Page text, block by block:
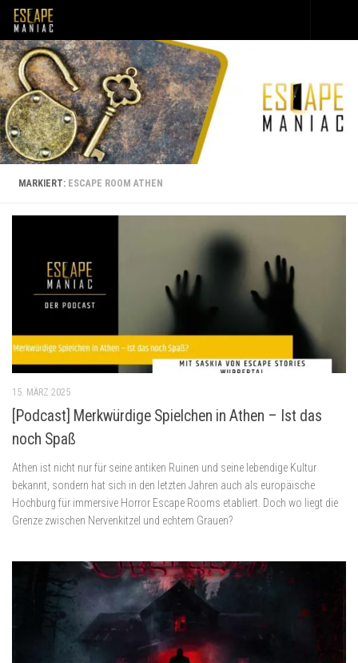
Unter dem Inhalt
MARKIERT: ESCAPE ROOM ATHEN
15. MÄRZ 2025
[Podcast] Merkwürdige Spielchen in Athen – Ist das
noch Spaß
Athen ist nicht nur für seine antiken Ruinen und seine lebendige Kultur
bekannt, sondern hat sich in den letzten Jahren auch als europäische
Hochburg für immersive Horror Escape Rooms etabliert. Doch wo liegt die
Grenze zwischen Nervenkitzel und echtem Grauen?